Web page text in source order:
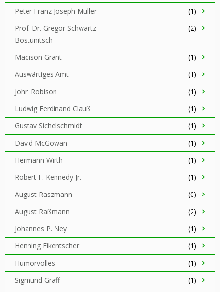
Peter Franz Joseph Müller
(1)
Prof. Dr. Gregor Schwartz-
Bostunitsch
(2)
Madison Grant
(1)
Auswärtiges Amt
(1)
John Robison
(1)
Ludwig Ferdinand Clauß
(1)
Gustav Sichelschmidt
(1)
David McGowan
(1)
Hermann Wirth
(1)
Robert F. Kennedy Jr.
(1)
August Raszmann
(0)
August Raßmann
(2)
Johannes P. Ney
(1)
Henning Fikentscher
(1)
Humorvolles
(1)
Sigmund Graff
(1)